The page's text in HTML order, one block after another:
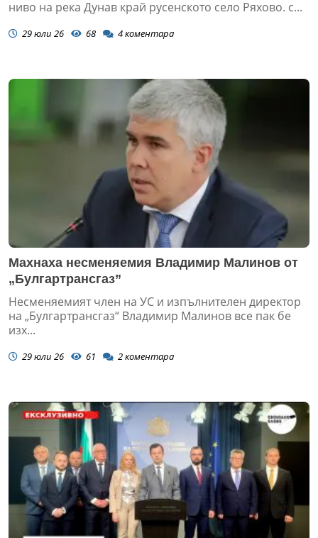
ниво на река Дунав край русенското село Ряхово. с...
29 юли 26 68 4коментара
Махнаха несменяемия Владимир Малинов от
„Булгартрансгаз”
Несменяемият член на УС и изпълнителен директор
на „Булгартрансгаз“ Владимир Малинов все пак бе
изх...
29 юли 26 61 2коментара